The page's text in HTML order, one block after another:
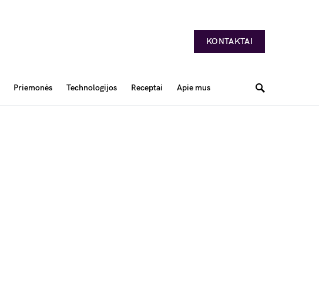
KONTAKTAI
Priemonės Technologijos Receptai Apie mus